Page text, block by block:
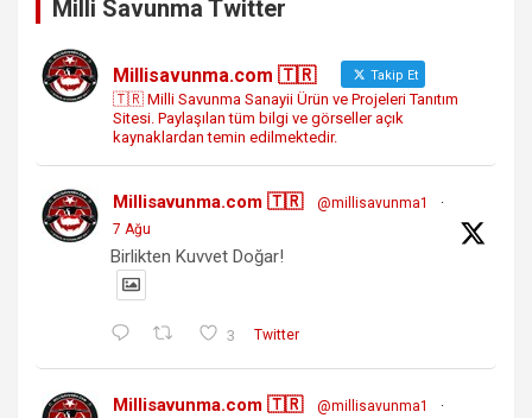
Milli Savunma Twitter
Millisavunma.com 🇹🇷 Takip Et
🇹🇷 Milli Savunma Sanayii Ürün ve Projeleri Tanıtım
Sitesi. Paylaşılan tüm bilgi ve görseller açık
kaynaklardan temin edilmektedir.
Millisavunma.com 🇹🇷 @millisavunma1
·
7 Ağu
Birlikten Kuvvet Doğar!
3 Twitter
Millisavunma.com 🇹🇷 @millisavunma1
·